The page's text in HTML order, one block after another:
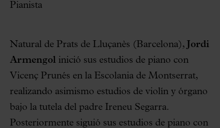
Pianista
Natural de Prats de Lluçanès (Barcelona),
Jordi
Armengol inició sus estudios de piano con
Vicenç Prunés en la Escolania de Montserrat,
realizando asimismo estudios de violín y órgano
bajo la tutela del padre Ireneu Segarra.
Posteriormente siguió sus estudios de piano con